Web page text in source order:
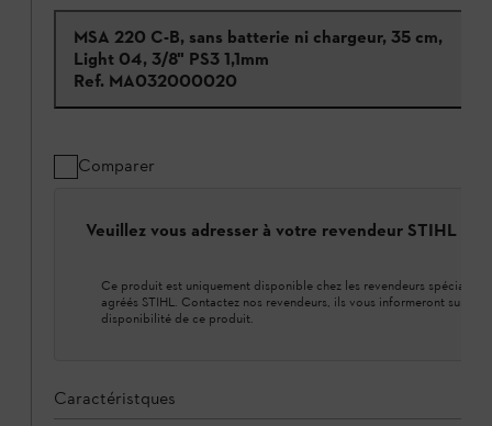
MSA 220 C-B, sans batterie ni chargeur, 35 cm,
Light 04, 3/8" PS3 1,1mm
Ref. MA032000020
Comparer
Veuillez vous adresser à votre revendeur STIHL
Ce produit est uniquement disponible chez les revendeurs spécialisés
agréés STIHL. Contactez nos revendeurs, ils vous informeront sur la
disponibilité de ce produit.
Caractéristques